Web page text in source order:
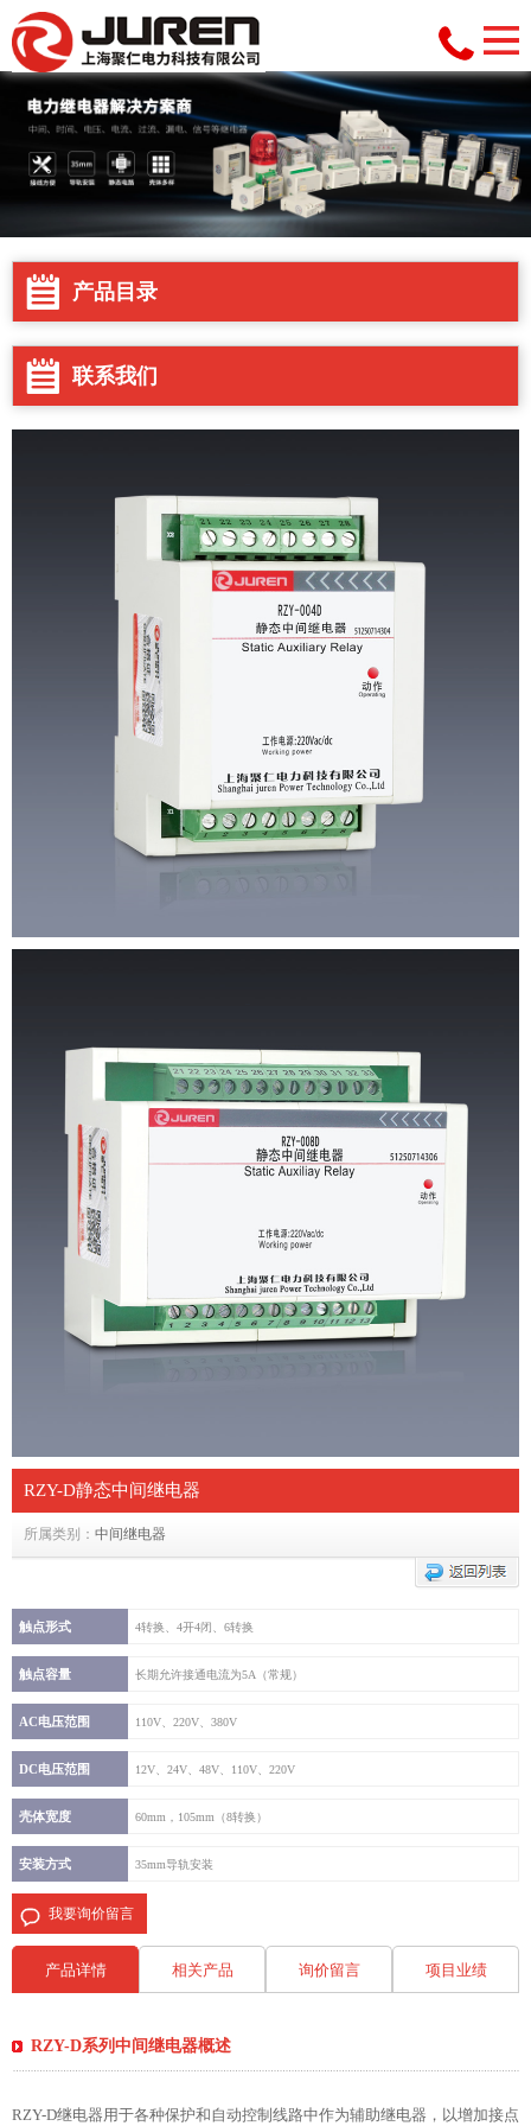
产品目录
联系我们
RZY-D静态中间继电器
所属类别： 中间继电器
触点形式 4转换、4开4闭、6转换
触点容量 长期允许接通电流为5A（常规）
AC电压范围 110V、220V、380V
DC电压范围 12V、24V、48V、110V、220V
壳体宽度 60mm，105mm（8转换）
安装方式 35mm导轨安装
我要询价留言
产品详情 相关产品 询价留言 项目业绩
RZY-D系列中间继电器概述
RZY-D继电器用于各种保护和自动控制线路中作为辅助继电器，以增加接点